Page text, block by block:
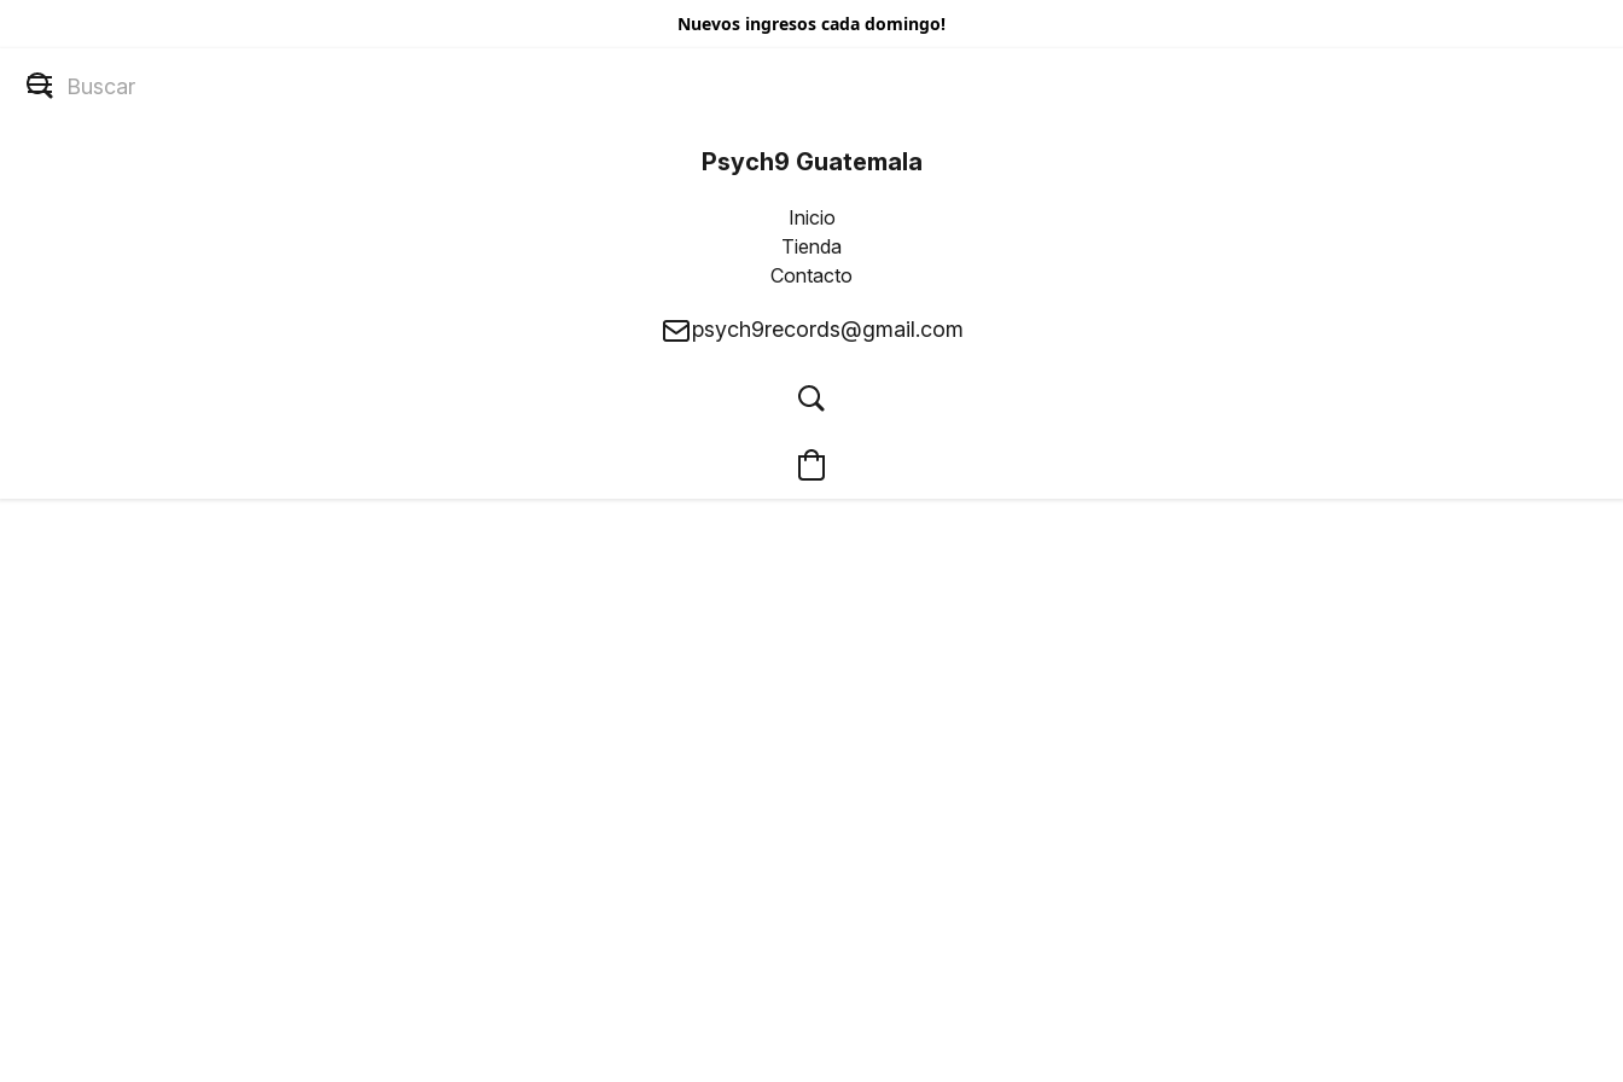
Nuevos ingresos cada domingo!
Psych9 Guatemala
Inicio
Tienda
Contacto
psych9records@gmail.com